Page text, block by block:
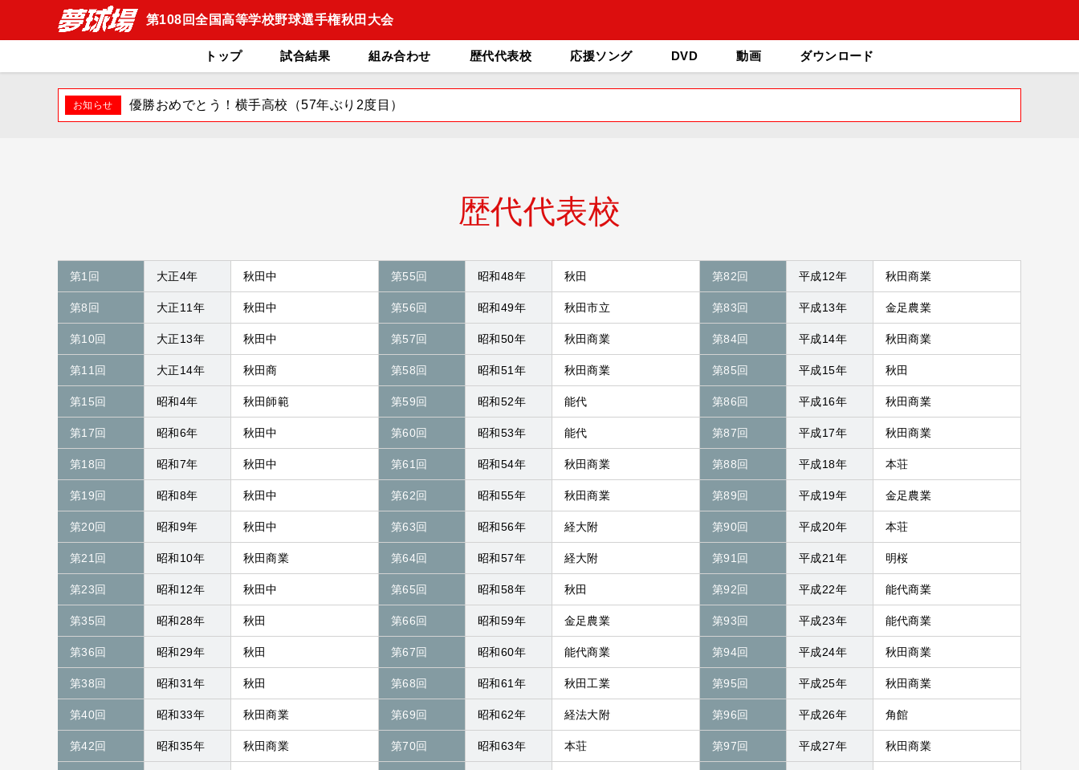
第108回全国高等学校野球選手権秋田大会
トップ 試合結果 組み合わせ 歴代代表校 応援ソング DVD 動画 ダウンロード
優勝おめでとう！横手高校（57年ぶり2度目）
歴代代表校
第1回 大正4年 秋田中
第8回 大正11年 秋田中
第10回 大正13年 秋田中
第11回 大正14年 秋田商
第15回 昭和4年 秋田師範
第17回 昭和6年 秋田中
第18回 昭和7年 秋田中
第19回 昭和8年 秋田中
第20回 昭和9年 秋田中
第21回 昭和10年 秋田商業
第23回 昭和12年 秋田中
第35回 昭和28年 秋田
第36回 昭和29年 秋田
第38回 昭和31年 秋田
第40回 昭和33年 秋田商業
第42回 昭和35年 秋田商業
第55回 昭和48年 秋田
第56回 昭和49年 秋田市立
第57回 昭和50年 秋田商業
第58回 昭和51年 秋田商業
第59回 昭和52年 能代
第60回 昭和53年 能代
第61回 昭和54年 秋田商業
第62回 昭和55年 秋田商業
第63回 昭和56年 経大附
第64回 昭和57年 経大附
第65回 昭和58年 秋田
第66回 昭和59年 金足農業
第67回 昭和60年 能代商業
第68回 昭和61年 秋田工業
第69回 昭和62年 経法大附
第70回 昭和63年 本荘
第82回 平成12年 秋田商業
第83回 平成13年 金足農業
第84回 平成14年 秋田商業
第85回 平成15年 秋田
第86回 平成16年 秋田商業
第87回 平成17年 秋田商業
第88回 平成18年 本荘
第89回 平成19年 金足農業
第90回 平成20年 本荘
第91回 平成21年 明桜
第92回 平成22年 能代商業
第93回 平成23年 能代商業
第94回 平成24年 秋田商業
第95回 平成25年 秋田商業
第96回 平成26年 角館
第97回 平成27年 秋田商業